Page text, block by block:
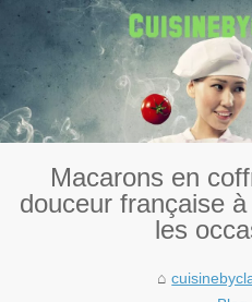
Macarons en
douceur française
les